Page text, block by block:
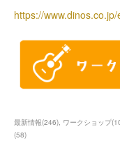
https://
最新情報(246) ワークショップ(
(58)